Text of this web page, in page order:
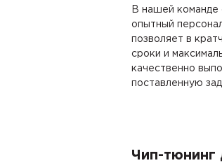
В нашей команде
опытный
позволяет в
сроки и
качественно
поставленную
Чип-тюнинг